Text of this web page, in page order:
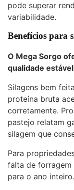
pode superar
variabilidade.
Benefícios para
O Mega Sorgo
qualidade
Silagens bem
proteína bruta
corretamente.
pastejo relatam
silagem que
Para
falta de forragem
para o ano inteiro.